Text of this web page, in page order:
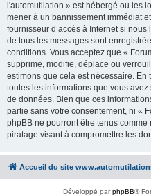
l'automutilation » est hébergé ou les
mener à un bannissement immédiat
fournisseur d’accès à Internet si
de tous les messages sont
conditions. Vous acceptez que «
supprime, modifie, déplace ou
estimons que cela est nécessaire. En
toutes les informations que vous
de données. Bien que ces
partie sans votre consentement, ni «
phpBB ne pourront être tenus
piratage visant à compromettre les
Accueil du site
Développé parphpBB®